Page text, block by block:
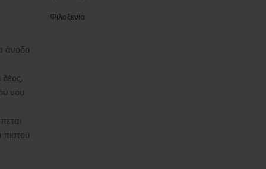
άνοδο
νου
Φιλοξενία